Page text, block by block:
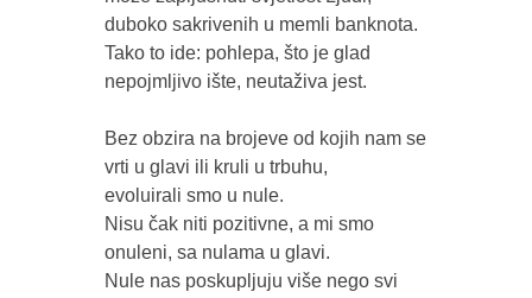
duboko sakrivenih u memli banknota.
Tako to ide: pohlepa, što je glad
nepojmljivo ište, neutaživa jest.
Bez obzira na brojeve od kojih nam se
vrti u glavi ili kruli u trbuhu,
evoluirali smo u nule.
Nisu čak niti pozitivne, a mi smo
onuleni, sa nulama u glavi.
Nule nas poskupljuju više nego svi